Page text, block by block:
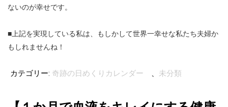
ないのが幸せです。
■上記を実現している私は、もしかして世界一幸せな私たち夫婦か
もしれませんね！
カテゴリー: 奇跡の日めくりカレンダー 、 未分類